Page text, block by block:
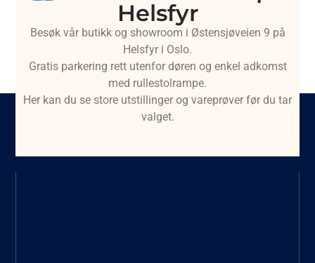
Helsfyr
Besøk vår butikk og showroom i Østensjøveien 9 på
Helsfyr i Oslo.
Gratis parkering rett utenfor døren og enkel adkomst
med rullestolrampe.
Her kan du se store utstillinger og vareprøver før du tar
valget.